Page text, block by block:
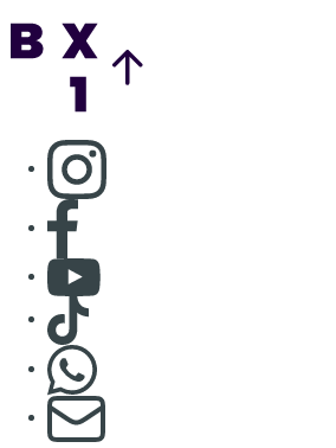
S'abonner à notre newsletter
Connaître BX1
Publicité
Offres d'emploi
Contact
Mentions légales
Politique de cookies (UE)
Gérer les cookies